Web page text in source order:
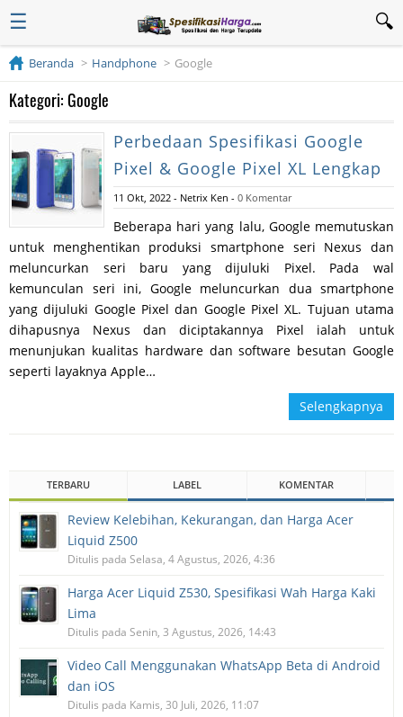
☰
Beranda Handphone Google
Kategori: Google
Perbedaan Spesifikasi Google
Pixel & Google Pixel XL Lengkap
11 Okt, 2022 - Netrix Ken - 0 Komentar
Beberapa hari yang lalu, Google memutuskan
untuk menghentikan produksi smartphone seri Nexus dan
meluncurkan seri baru yang dijuluki Pixel. Pada wal
kemunculan seri ini, Google meluncurkan dua smartphone
yang dijuluki Google Pixel dan Google Pixel XL. Tujuan utama
dihapusnya Nexus dan diciptakannya Pixel ialah untuk
menunjukan kualitas hardware dan software besutan Google
seperti layaknya Apple…
Selengkapnya
TERBARU LABEL KOMENTAR
Review Kelebihan, Kekurangan, dan Harga Acer
Liquid Z500
Ditulis pada Selasa, 4 Agustus, 2026, 4:36
Harga Acer Liquid Z530, Spesifikasi Wah Harga Kaki
Lima
Ditulis pada Senin, 3 Agustus, 2026, 14:43
Video Call Menggunakan WhatsApp Beta di Android
dan iOS
Ditulis pada Kamis, 30 Juli, 2026, 11:07